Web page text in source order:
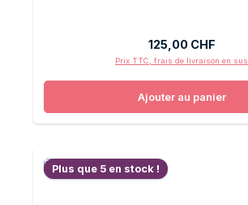
Prix régulier :
125,00 CHF
Prix TTC, frais de livraison en sus
Ajouter au panier
Plus que 5 en stock !